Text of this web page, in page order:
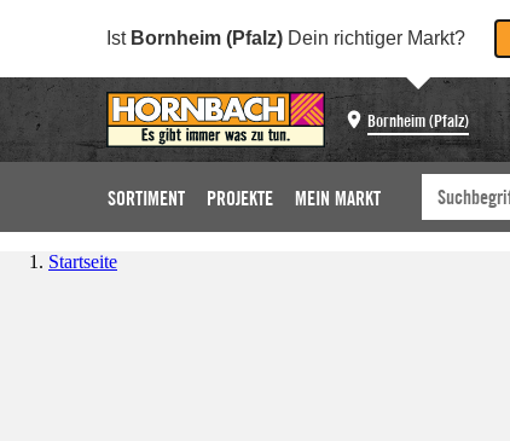
Ist Bornheim (Pfalz) Dein richtiger Markt?
Bornheim (Pfalz)
SORTIMENT PROJEKTE MEIN MARKT
Startseite